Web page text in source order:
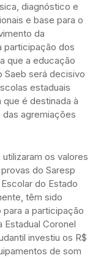
diagnóstico e
e base para o
da
participação dos
que a educação
Saeb será decisivo
estaduais
é destinada à
agremiações
os valores
do Saresp
do Estado
têm sido
a participação
Coronel
investiu os R$
de som